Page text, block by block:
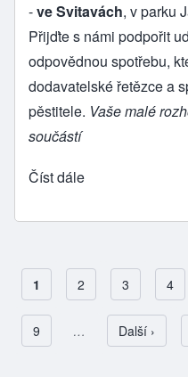
-ve Svitavách, v parku
Přijďte s námi podpořit
odpovědnou spotřebu,
dodavatelské řetězce a
pěstitele. Vaše malé
součástí
Číst dále
Aktuální stránka
1 Page
2 Page
3 Page
4
Page
9 … Následující
Další ›